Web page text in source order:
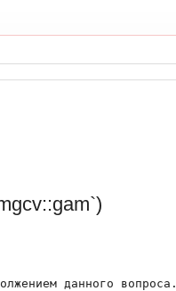
данного вопроса.